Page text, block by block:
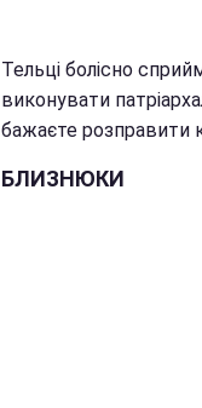
Тельці болісно
виконувати
бажаєте розправити
БЛИЗНЮКИ